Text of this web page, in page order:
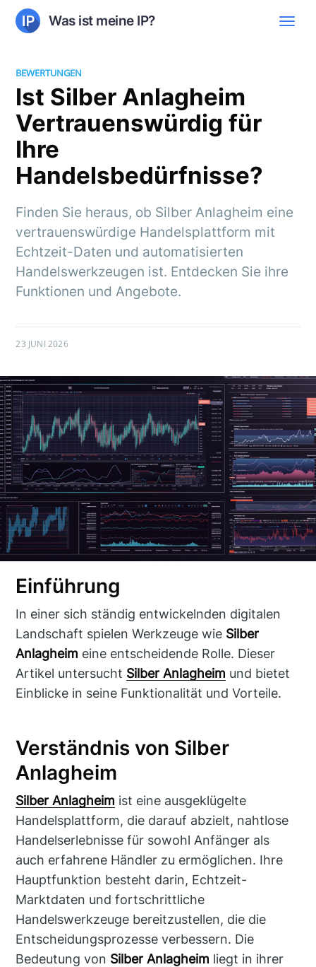
Was ist meine IP?
BEWERTUNGEN
Ist Silber Anlagheim
Vertrauenswürdig für
Ihre
Handelsbedürfnisse?
Finden Sie heraus, ob Silber Anlagheim eine
vertrauenswürdige Handelsplattform mit
Echtzeit-Daten und automatisierten
Handelswerkzeugen ist. Entdecken Sie ihre
Funktionen und Angebote.
23 JUNI 2026
Einführung
In einer sich ständig entwickelnden digitalen
Landschaft spielen Werkzeuge wie Silber
Anlagheim eine entscheidende Rolle. Dieser
Artikel untersucht Silber Anlagheim und bietet
Einblicke in seine Funktionalität und Vorteile.
Verständnis von Silber
Anlagheim
Silber Anlagheim ist eine ausgeklügelte
Handelsplattform, die darauf abzielt, nahtlose
Handelserlebnisse für sowohl Anfänger als
auch erfahrene Händler zu ermöglichen. Ihre
Hauptfunktion besteht darin, Echtzeit-
Marktdaten und fortschrittliche
Handelswerkzeuge bereitzustellen, die die
Entscheidungsprozesse verbessern. Die
Bedeutung von Silber Anlagheim liegt in ihrer